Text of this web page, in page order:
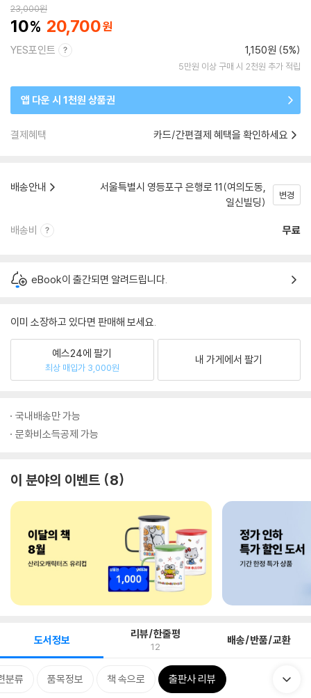
23,000원
10 20,700
YES포인트 1,150원 (5%)
5만원 이상 구매 시 2천원 추가 적립
앱 다운 시 1천원 상품권
결제혜택 카드/간편결제 혜택을 확인하세요
배송안내
서울특별시 영등포구 은행로 11(여의도동,
일신빌딩)
변경
배송비 무료
eBook이 출간되면 알려드립니다.
이미 소장하고 있다면 판매해 보세요.
예스24에 팔기
최상 매입가 3,000원
내 가게에서 팔기
국내배송만 가능
문화비소득공제 가능
이 분야의 이벤트 8
도서정보 리뷰/한줄평
12 배송/반품/교환
분류 품목정보 책 속으로 출판사 리뷰